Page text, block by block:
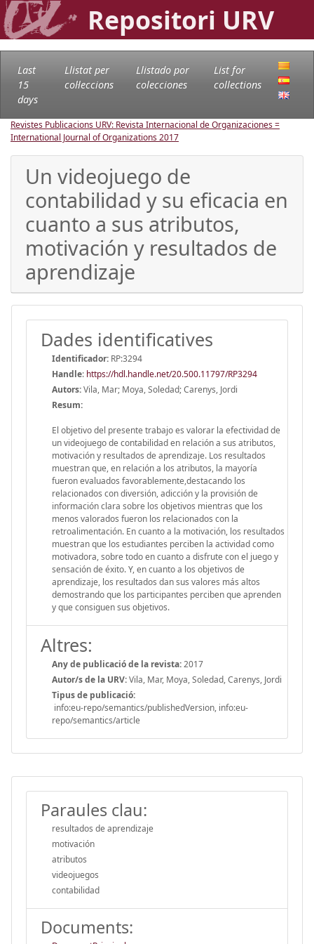
Repositori URV
Last
15
days
Llistat per
col·leccions
Llistado por
colecciones
List for
collections
Revistes Publicacions URV: Revista Internacional de Organizaciones =
International Journal of Organizations2017
Un videojuego de
contabilidad y su eficacia en
cuanto a sus atributos,
motivación y resultados de
aprendizaje
Dades identificatives
Identificador: RP:3294
Handle: https://hdl.handle.net/20.500.11797/RP3294
Autors:Vila, Mar; Moya, Soledad; Carenys, Jordi
Resum:
El objetivo del presente trabajo es valorar la efectividad de
un videojuego de contabilidad en relación a sus atributos,
motivación y resultados de aprendizaje. Los resultados
muestran que, en relación a los atributos, la mayoría
fueron evaluados favorablemente,destacando los
relacionados con diversión, adicción y la provisión de
información clara sobre los objetivos mientras que los
menos valorados fueron los relacionados con la
retroalimentación. En cuanto a la motivación, los resultados
muestran que los estudiantes perciben la actividad como
motivadora, sobre todo en cuanto a disfrute con el juego y
sensación de éxito. Y, en cuanto a los objetivos de
aprendizaje, los resultados dan sus valores más altos
demostrando que los participantes perciben que aprenden
y que consiguen sus objetivos.
Altres:
Any de publicació de la revista:2017
Autor/s de la URV:Vila, Mar, Moya, Soledad, Carenys, Jordi
Tipus de publicació:
info:eu-repo/semantics/publishedVersion, info:eu-
repo/semantics/article
Paraules clau:
resultados de aprendizaje
motivación
atributos
videojuegos
contabilidad
Documents: